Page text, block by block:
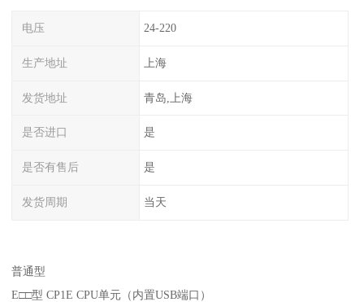
电压 24-220
生产地址 上海
发货地址 青岛,上海
是否进口 是
是否有售后 是
发货周期 当天
普通型
E□□型 CP1E CPU单元（内置USB端口）